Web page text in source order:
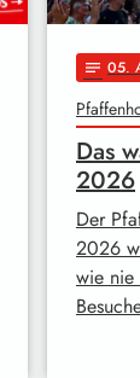
notes 05.
Das
2026
Der
2026
wie